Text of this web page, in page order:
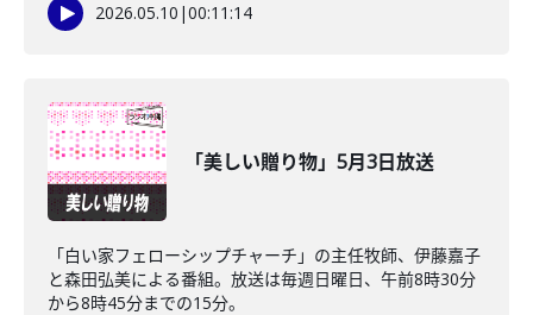
2026.05.10 |00:11:14
「美しい贈り物」5月3日放送
「白い家フェローシップチャーチ」の主任牧師、伊藤嘉子
と森田弘美による番組。放送は毎週日曜日、午前8時30分
から8時45分までの15分。